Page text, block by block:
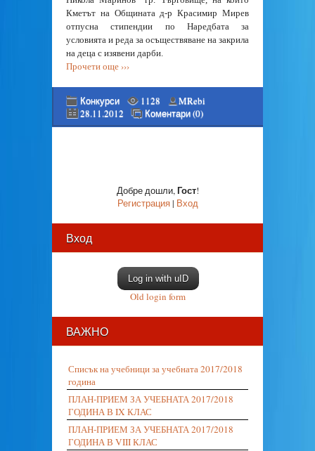
Кметът на Общината д-р Красимир Мирев
отпусна стипендии по Наредбата за
условията и реда за осъществяване на закрила
на деца с изявени дарби.
Прочети още ›››
Конкурси 1128
MRebi
28.11.2012
Коментари (0)
Добре дошли,Гост!
Регистрация| Вход
Вход
Log in with uID
Old login form
ВАЖНО
Списък на учебници за учебната 2017/2018
година
ПЛАН-ПРИЕМ ЗА УЧЕБНАТА 2017/2018
ГОДИНА В IX КЛАС
ПЛАН-ПРИЕМ ЗА УЧЕБНАТА 2017/2018
ГОДИНА В VIII КЛАС